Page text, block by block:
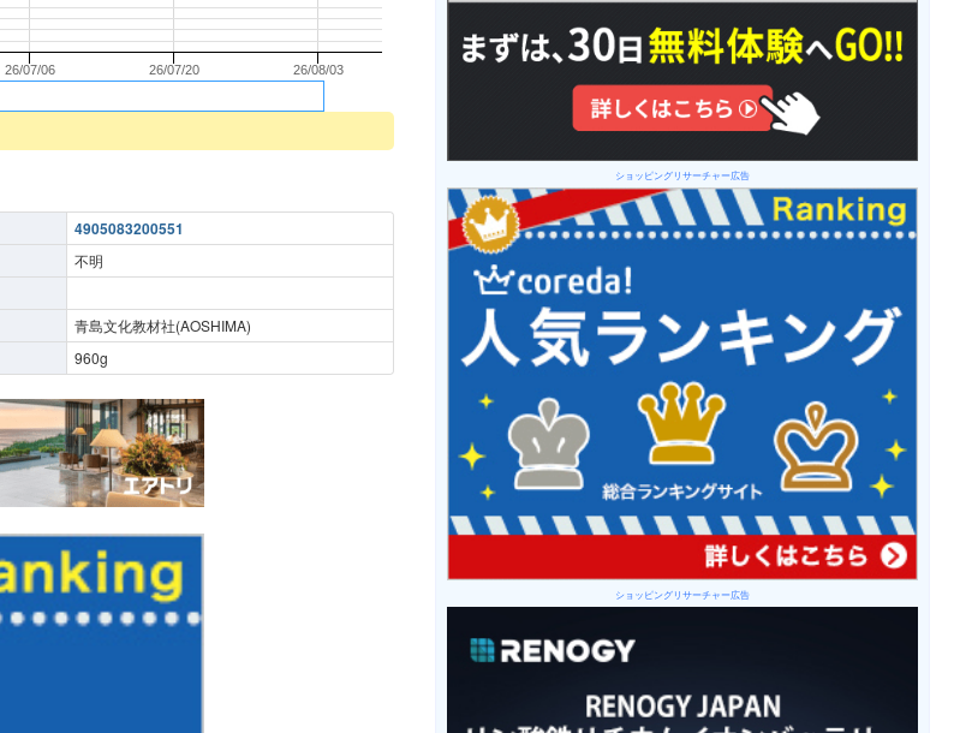
26/07/06 26/07/20 26/08/03
4905083200551
不明
青島文化教材社(AOSHIMA)
960g
ショッピングリサーチャー広告
ショッピングリサーチャー広告